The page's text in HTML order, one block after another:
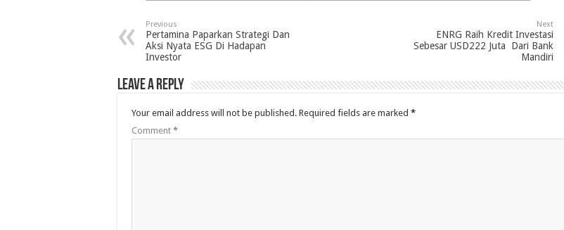
Previous
Pertamina Paparkan Strategi Dan
Aksi Nyata ESG Di Hadapan
Investor
Next
ENRG Raih Kredit Investasi
Sebesar USD222 Juta Dari Bank
Mandiri
Leave a Reply
Your email address will not be published. Required fields are marked *
Comment *